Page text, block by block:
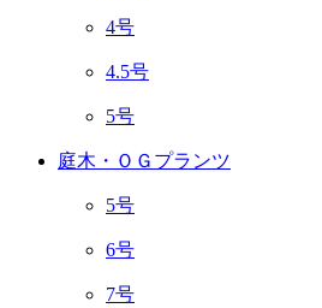
4号
4.5号
5号
庭木・ＯＧプランツ
5号
6号
7号